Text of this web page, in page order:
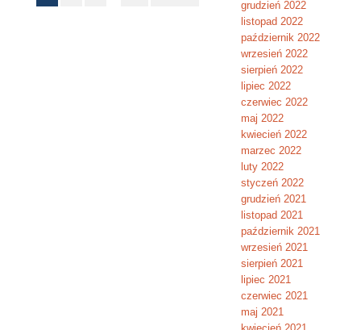
grudzień 2022
listopad 2022
październik 2022
wrzesień 2022
sierpień 2022
lipiec 2022
czerwiec 2022
maj 2022
kwiecień 2022
marzec 2022
luty 2022
styczeń 2022
grudzień 2021
listopad 2021
październik 2021
wrzesień 2021
sierpień 2021
lipiec 2021
czerwiec 2021
maj 2021